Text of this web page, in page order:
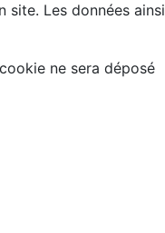
site. Les données ainsi
ne sera déposé